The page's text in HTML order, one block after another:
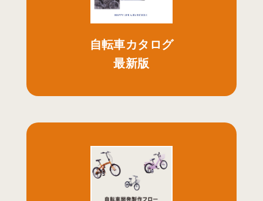
自転車カタログ
最新版